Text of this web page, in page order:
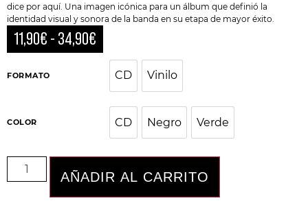
dice por aquí. Una imagen icónica para un álbum que definió la
identidad visual y sonora de la banda en su etapa de mayor éxito.
11,90€ - 34,90€
FORMATO CD Vinilo
COLOR CD
CD Negro
Negro Verde
Verde
AÑADIR AL CARRITO